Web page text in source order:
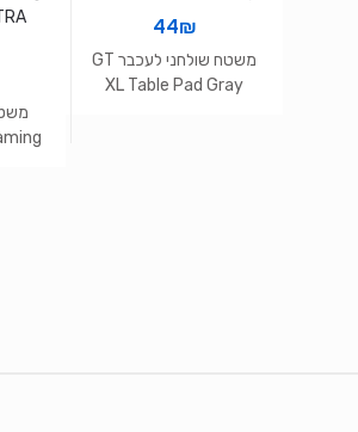
44₪
משטח שולחני לעכבר GT
XL Table Pad Gray